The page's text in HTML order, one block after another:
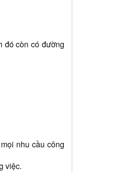
đó còn có đường
nhu cầu công
việc.